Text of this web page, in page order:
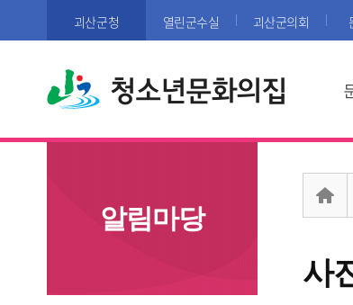
괴산군청 열린군수실 괴산군의회
청소년문화의집
알림마당
사